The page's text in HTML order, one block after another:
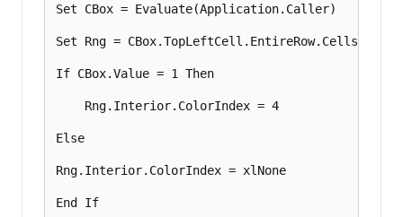
Set CBox = Evaluate(Application.Caller)
Set Rng = CBox.TopLeftCell.EntireRow.Cells(1)
If CBox.Value = 1 Then
    Rng.Interior.ColorIndex = 4
Else
Rng.Interior.ColorIndex = xlNone